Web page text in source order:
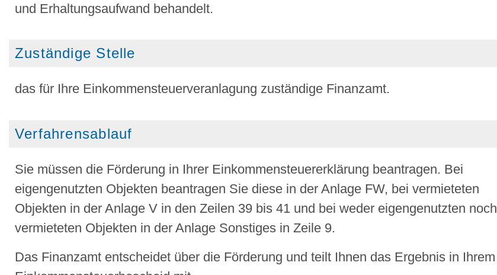
und Erhaltungsaufwand behandelt.
Zuständige Stelle
das für Ihre Einkommensteuerveranlagung zuständige Finanzamt.
Verfahrensablauf
Sie müssen die Förderung in Ihrer Einkommensteuererklärung beantragen. Bei
eigengenutzten Objekten beantragen Sie diese in der Anlage FW, bei vermieteten
Objekten in der Anlage V in den Zeilen 39 bis 41 und bei weder eigengenutzten noch
vermieteten Objekten in der Anlage Sonstiges in Zeile 9.
Das Finanzamt entscheidet über die Förderung und teilt Ihnen das Ergebnis in Ihrem